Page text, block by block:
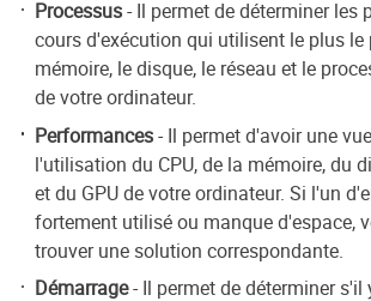
Processus- Il permet de déterminer les
cours d'exécution qui utilisent le plus le
mémoire, le disque, le réseau et le
de votre ordinateur.
Performances- Il permet d'avoir une
l'utilisation du CPU, de la mémoire, du
et du GPU de votre ordinateur. Si l'un
fortement utilisé ou manque d'espace,
trouver une solution correspondante.
Démarrage- Il permet de déterminer s'il